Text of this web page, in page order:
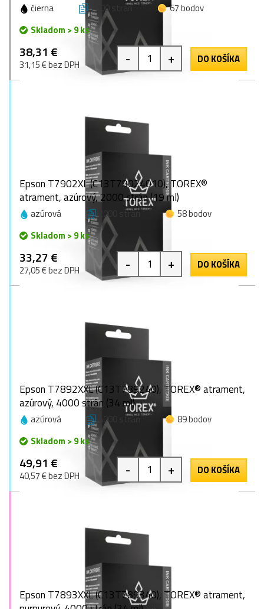
čierna 2600 strán
67 bodov
Skladom > 9 ks
38,31 €
31,15 € bez DPH - + DO KOŠÍKA
Epson T7902XL (C13T79024010), TOREX®
atrament, azúrový, 2000 strán (19 ml)
azúrová 2000 strán
58 bodov
Skladom > 9 ks
33,27 €
27,05 € bez DPH - + DO KOŠÍKA
Epson T7892XXL (C13T789240), TOREX® atrament,
azúrový, 4000 strán (34 ml)
azúrová 4000 strán
89 bodov
Skladom > 9 ks
49,91 €
40,57 € bez DPH - + DO KOŠÍKA
Epson T7893XXL (C13T789340), TOREX® atrament,